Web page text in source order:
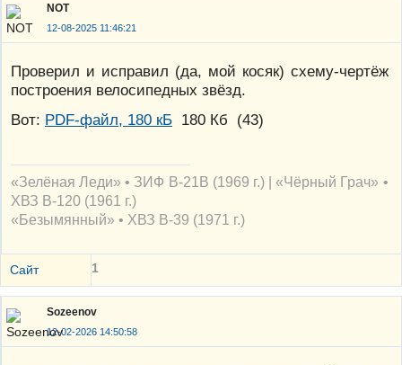
NOT
12-08-2025 11:46:21
Проверил и исправил (да, мой косяк) схему-чертёж
построения велосипедных звёзд.
Вот: PDF-файл, 180 кБ 180 Кб (43)
«Зелёная Леди» • ЗИФ В-21В (1969 г.) | «Чёрный Грач» •
ХВЗ В-120 (1961 г.)
«Безымянный» • ХВЗ В-39 (1971 г.)
Сайт 1
Sozeenov
12-02-2026 14:50:58